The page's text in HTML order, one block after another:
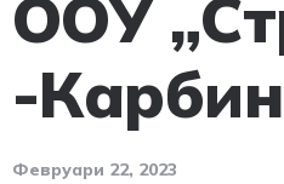
ООУ
-
Февруари 22, 2023